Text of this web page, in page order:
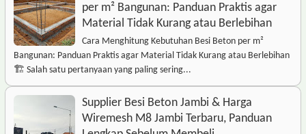
per m² Bangunan: Panduan Praktis agar
Material Tidak Kurang atau Berlebihan
Cara Menghitung Kebutuhan Besi Beton per m²
Bangunan: Panduan Praktis agar Material Tidak Kurang atau Berlebihan
🏗️ Salah satu pertanyaan yang paling sering...
Supplier Besi Beton Jambi & Harga
Wiremesh M8 Jambi Terbaru, Panduan